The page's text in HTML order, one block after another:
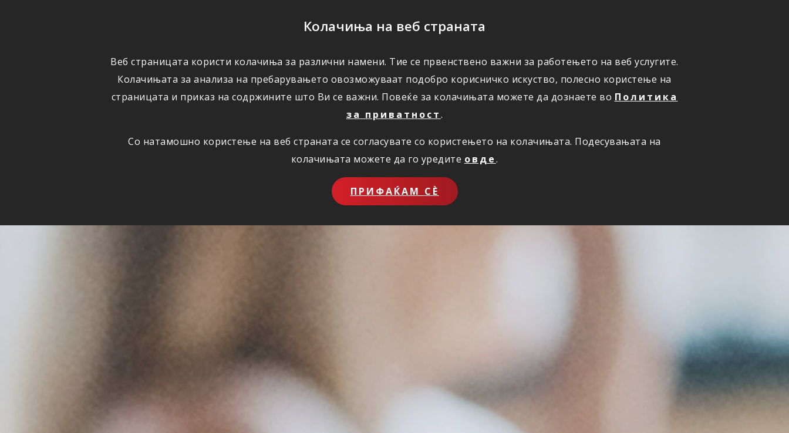
Колачиња на веб страната
Веб страницата користи колачиња за различни намени. Тие се првенствено важни за работењето на веб услугите.
Колачињата за анализа на пребарувањето овозможуваат подобро корисничко искуство, полесно користење на
страницата и приказ на содржините што Ви се важни. Повеќе за колачињата можете да дознаете во Политика
за приватност.
Со натамошно користење на веб страната се согласувате со користењето на колачињата. Подесувањата на
колачињата можете да го уредите овде.
ПРИФАЌАМ СЀ
ОСИГУРУВАЊЕ ШТЕТИ ПОВОЛНОСТИ КОРИСНО ЗА НАС ОНЛАЈН ПРИЈАВИ ШТЕТА